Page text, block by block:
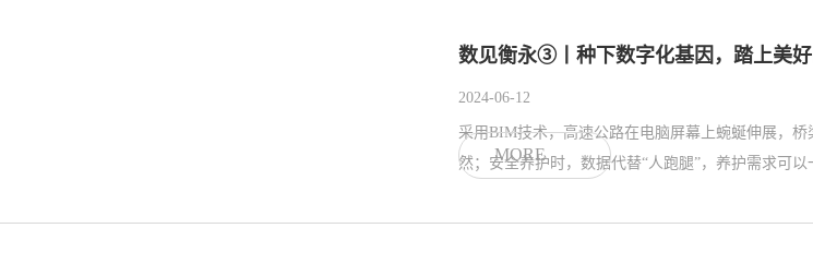
数见衡永③丨种下数字化基因，踏上美
2024-06-12
采用BIM技术，高速公路在电脑屏幕上蜿蜒伸展，
然；安全养护时，数据代替“人跑腿”，养护需求可
MORE